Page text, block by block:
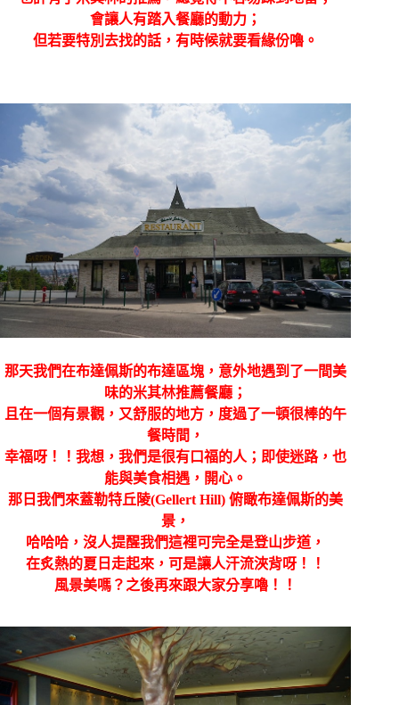
會讓人有踏入餐廳的動力；
但若要特別去找的話，有時候就要看緣份嚕。
那天我們在布達佩斯的布達區塊，意外地遇到了一間美
味的米其林推薦餐廳；
且在一個有景觀，又舒服的地方，度過了一頓很棒的午
餐時間，
幸福呀！！我想，我們是很有口福的人；即使迷路，也
能與美食相遇，開心。
那日我們來蓋勒特丘陵(Gellert Hill) 俯瞰布達佩斯的美
景，
哈哈哈，沒人提醒我們這裡可完全是登山步道，
在炙熱的夏日走起來，可是讓人汗流浹背呀！！
風景美嗎？之後再來跟大家分享嚕！！